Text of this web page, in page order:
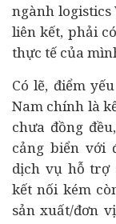
ngành logistics
liên kết, phải
thực tế của
Có lẽ, điểm
Nam chính là
chưa đồng
cảng biển với
dịch vụ hỗ trợ
kết nối kém
sản xuất/đơn